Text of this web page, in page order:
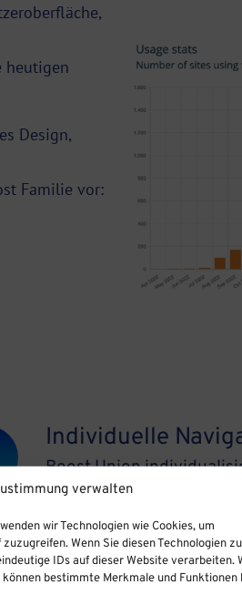
verwalten
wir Technologien wie Cookies, um
Wenn Sie diesen Technologien
IDs auf dieser Website verarbeiten.
bestimmte Merkmale und
heutigen
Design,
Familie vor:
Individuelle
Boost Union
„Smartmenüs“
Ressourcen kann damit
gestaltet werden.